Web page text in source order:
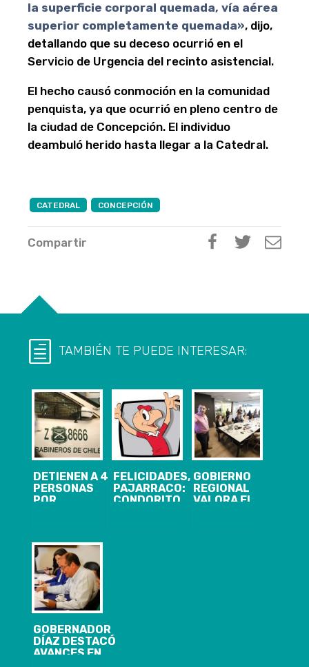
la superficie corporal quemada, vía aérea
superior completamente quemada», dijo,
detallando que su deceso ocurrió en el
Servicio de Urgencia del recinto asistencial.
El hecho causó conmoción en la comunidad
penquista, ya que ocurrió en pleno centro de
la ciudad de Concepción. El individuo
deambuló herido hasta llegar a la Catedral.
CATEDRAL CONCEPCIÓN
Compartir
TAMBIÉN TE PUEDE INTERESAR:
DETIENEN A 4
PERSONAS
POR
CONCEPCIÓN
FELICIDADES,
PAJARRACO:
CONDORITO
GOBIERNO
REGIONAL
VALORA EL
GOBERNADOR
DÍAZ DESTACÓ
AVANCES EN